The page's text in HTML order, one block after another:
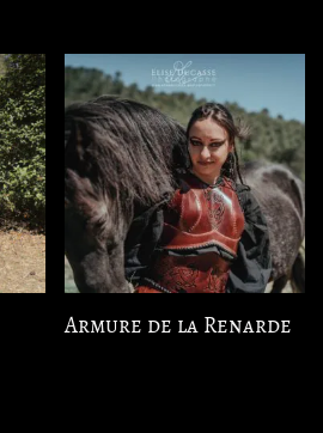
Armure de la Renarde